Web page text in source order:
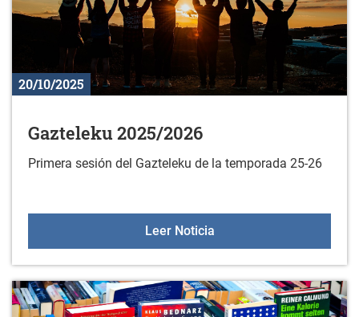
20/10/2025
Gazteleku 2025/2026
Primera sesión del Gazteleku de la temporada 25-26
Leer NoticiaGazteleku 2025/2026